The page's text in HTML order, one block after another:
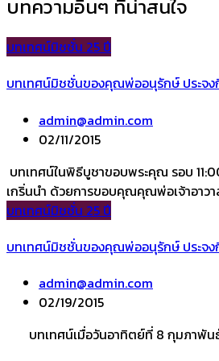
บทความอื่นๆ ที่น่าสนใจ
บทเทศน์มิชชั่น 25 ปี
บทเทศน์มิชชั่นของคุณพ่ออนุรักษ์ ประจง
admin@admin.com
02/11/2015
บทเทศน์ในพิธีบูชาขอบพระคุณ รอบ
เกริ่นนำ ด้วยการขอบคุณคุณพ่อเจ้าอา
บทเทศน์มิชชั่น 25 ปี
บทเทศน์มิชชั่นของคุณพ่ออนุรักษ์ ประจง
admin@admin.com
02/19/2015
บทเทศน์เมื่อวันอาทิตย์ที่ 8 กุมภาพัน